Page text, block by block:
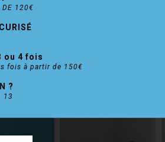
en acier inox anti-
contacter)
DE 120€
ou 4 fois
fois à partir de 150€
?
13